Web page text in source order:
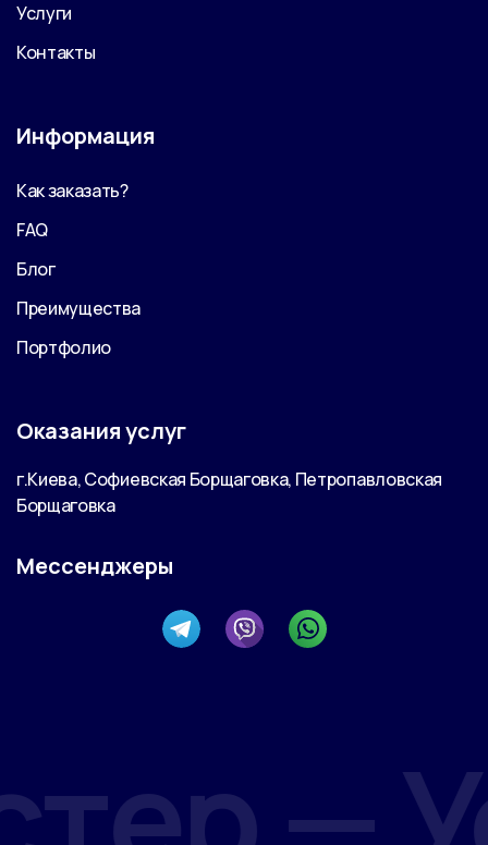
Услуги
Контакты
Информация
Как заказать?
FAQ
Блог
Преимущества
Портфолио
Оказания услуг
г.Киева, Софиевская Борщаговка, Петропавловская
Борщаговка
Мессенджеры